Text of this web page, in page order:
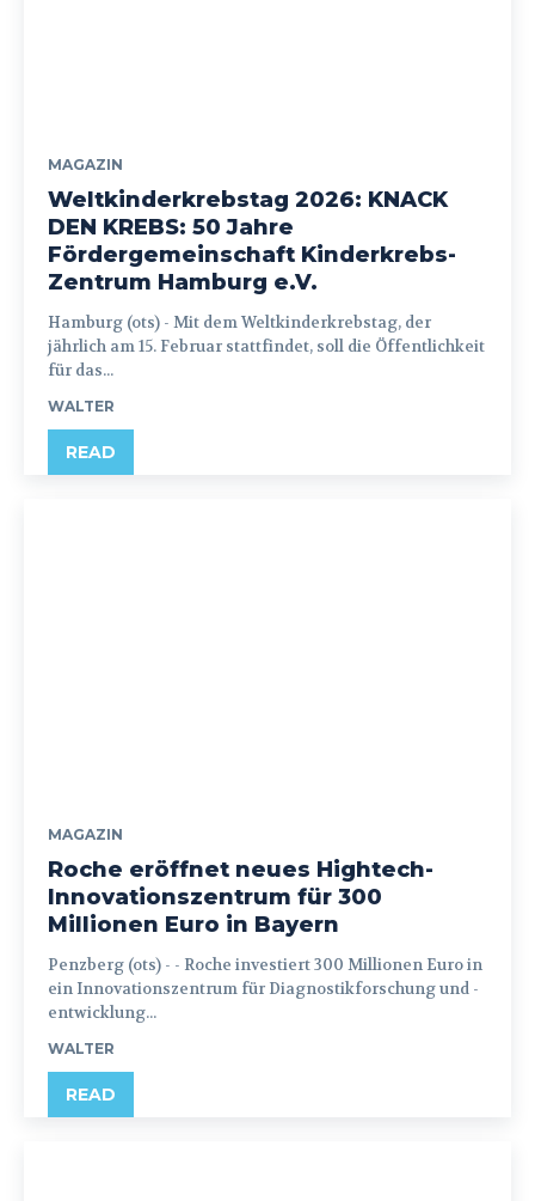
MAGAZIN
Weltkinderkrebstag 2026: KNACK
DEN KREBS: 50 Jahre
Fördergemeinschaft Kinderkrebs-
Zentrum Hamburg e.V.
Hamburg (ots) - Mit dem Weltkinderkrebstag, der
jährlich am 15. Februar stattfindet, soll die Öffentlichkeit
für das...
WALTER
READ
MAGAZIN
Roche eröffnet neues Hightech-
Innovationszentrum für 300
Millionen Euro in Bayern
Penzberg (ots) - - Roche investiert 300 Millionen Euro in
ein Innovationszentrum für Diagnostikforschung und -
entwicklung...
WALTER
READ